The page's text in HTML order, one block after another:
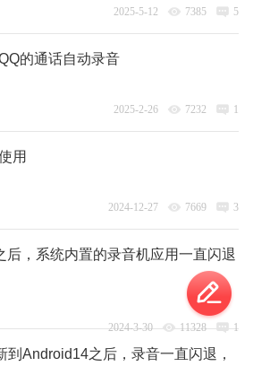
2025-5-12 7385 5
的通话自动录音
2025-2-26 7232 1
用
2024-12-27 7669 3
后，系统内置的录音机应用一直闪退
2024-3-30 11328 1
到Android14之后，录音一直闪退，